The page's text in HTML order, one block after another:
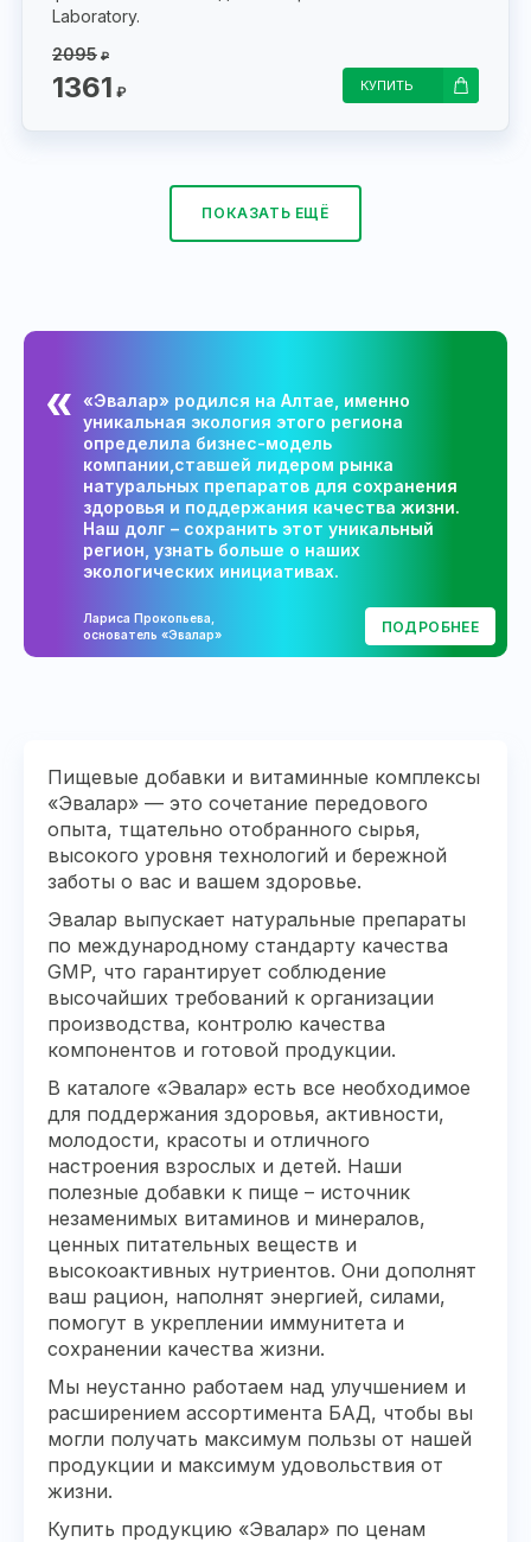
Laboratory.
2095 ₽
1361 ₽ КУПИТЬ
ПОКАЗАТЬ ЕЩЁ
«Эвалар» родился на Алтае, именно
уникальная экология этого региона
определила бизнес-модель
компании,ставшей лидером рынка
натуральных препаратов для сохранения
здоровья и поддержания качества жизни.
Наш долг – сохранить этот уникальный
регион, узнать больше о наших
экологических инициативах.
Лариса Прокопьева,
основатель «Эвалар»
ПОДРОБНЕЕ
Пищевые добавки и витаминные комплексы
«Эвалар» — это сочетание передового
опыта, тщательно отобранного сырья,
высокого уровня технологий и бережной
заботы о вас и вашем здоровье.
Эвалар выпускает натуральные препараты
по международному стандарту качества
GMP, что гарантирует соблюдение
высочайших требований к организации
производства, контролю качества
компонентов и готовой продукции.
В каталоге «Эвалар» есть все необходимое
для поддержания здоровья, активности,
молодости, красоты и отличного
настроения взрослых и детей. Наши
полезные добавки к пище – источник
незаменимых витаминов и минералов,
ценных питательных веществ и
высокоактивных нутриентов. Они дополнят
ваш рацион, наполнят энергией, силами,
помогут в укреплении иммунитета и
сохранении качества жизни.
Мы неустанно работаем над улучшением и
расширением ассортимента БАД, чтобы вы
могли получать максимум пользы от нашей
продукции и максимум удовольствия от
жизни.
Купить продукцию «Эвалар» по ценам